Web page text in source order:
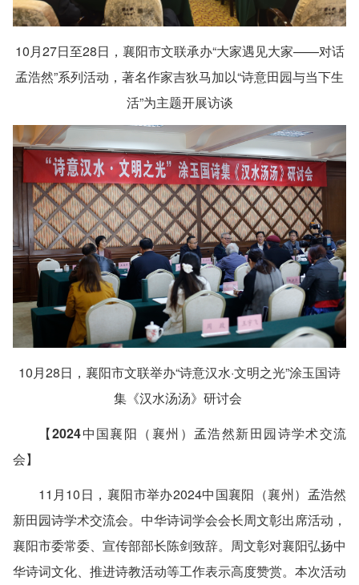
10月27日至28日，襄阳市文联承办“大家遇见大家——对话
孟浩然”系列活动，著名作家吉狄马加以“诗意田园与当下生
活”为主题开展访谈
10月28日，襄阳市文联举办“诗意汉水·文明之光”涂玉国诗
集《汉水汤汤》研讨会
【2024中国襄阳（襄州）孟浩然新田园诗学术交流
会】
11月10日，襄阳市举办2024中国襄阳（襄州）孟浩然
新田园诗学术交流会。中华诗词学会会长周文彰出席活动，
襄阳市委常委、宣传部部长陈剑致辞。周文彰对襄阳弘扬中
华诗词文化、推进诗教活动等工作表示高度赞赏。本次活动